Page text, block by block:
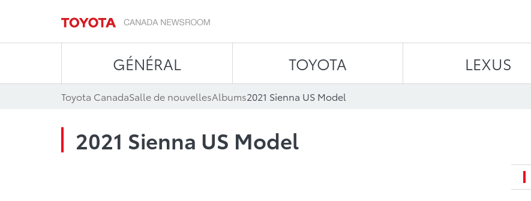
GÉNÉRAL TOYOTA LEXUS
Toyota CanadaSalle de nouvellesAlbums2021 Sienna US Model
2021 Sienna US Model